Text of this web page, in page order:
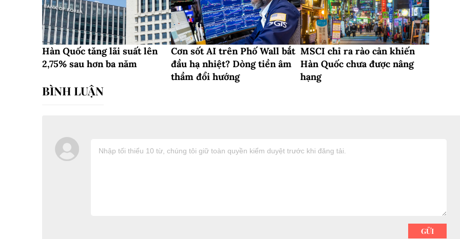
Hàn Quốc tăng lãi suất lên
2,75% sau hơn ba năm
Cơn sốt AI trên Phố Wall bắt
đầu hạ nhiệt? Dòng tiền âm
thầm đổi hướng
MSCI chỉ ra rào cản khiến
Hàn Quốc chưa được nâng
hạng